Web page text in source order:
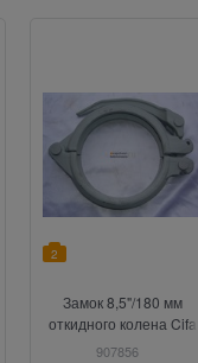
2
Замок 8,5"/180 мм
откидного колена Cifa
907856